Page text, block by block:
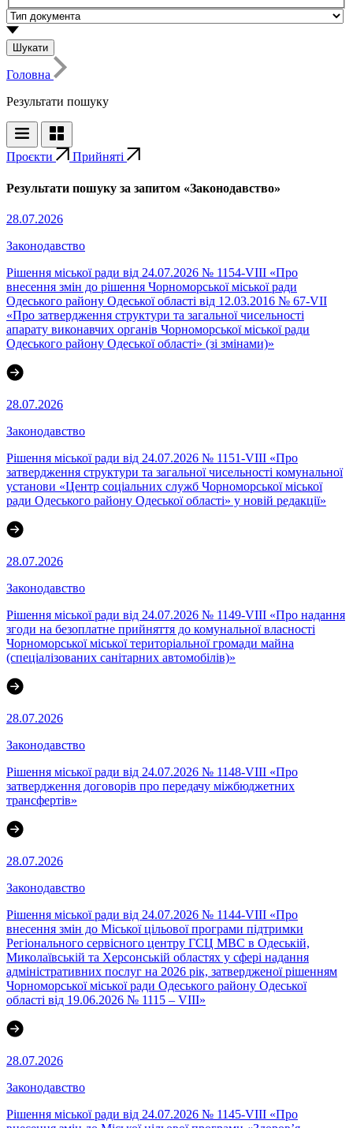
Шукати
Головна
Результати пошуку
Проєкти Прийняті
Результати пошуку за запитом «Законодавство»
28.07.2026
Законодавство
Рішення міської ради від 24.07.2026 № 1154-VIII «Про
внесення змін до рішення Чорноморської міської ради
Одеського району Одеської області від 12.03.2016 № 67-VІI
«Про затвердження структури та загальної чисельності
апарату виконавчих органів Чорноморської міської ради
Одеського району Одеської області» (зі змінами)»
28.07.2026
Законодавство
Рішення міської ради від 24.07.2026 № 1151-VIII «Про
затвердження структури та загальної чисельності комунальної
установи «Центр соціальних служб Чорноморської міської
ради Одеського району Одеської області» у новій редакції»
28.07.2026
Законодавство
Рішення міської ради від 24.07.2026 № 1149-VIII «Про надання
згоди на безоплатне прийняття до комунальної власності
Чорноморської міської територіальної громади майна
(спеціалізованих санітарних автомобілів)»
28.07.2026
Законодавство
Рішення міської ради від 24.07.2026 № 1148-VIII «Про
затвердження договорів про передачу міжбюджетних
трансфертів»
28.07.2026
Законодавство
Рішення міської ради від 24.07.2026 № 1144-VIII «Про
внесення змін до Міської цільової програми підтримки
Регіонального сервісного центру ГСЦ МВС в Одеській,
Миколаївській та Херсонській областях у сфері надання
адміністративних послуг на 2026 рік, затвердженої рішенням
Чорноморської міської ради Одеського району Одеської
області від 19.06.2026 № 1115 – VIII»
28.07.2026
Законодавство
Рішення міської ради від 24.07.2026 № 1145-VIII «Про